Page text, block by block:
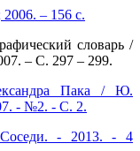
– 156 с.​
словарь /
– С. 297 – 299.
Пака / Ю.
- №2. - С. 2.
Соседи. - 2013. - 4